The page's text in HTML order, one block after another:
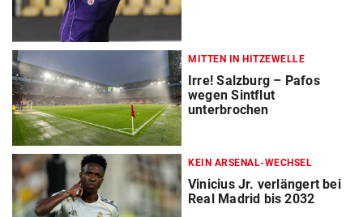
MITTEN IN HITZEWELLE
Irre! Salzburg – Pafos
wegen Sintflut
unterbrochen
KEIN ARSENAL-WECHSEL
Vinicius Jr. verlängert bei
Real Madrid bis 2032